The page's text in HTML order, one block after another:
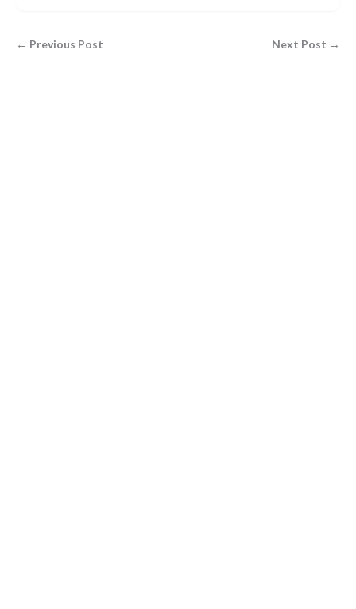
← Previous Post Next Post →